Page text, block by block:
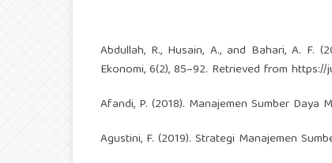
Abdullah, R., Husain, A., and Bahari, A. F.
Ekonomi, 6(2), 85–92. Retrieved from https://
Afandi, P. (2018). Manajemen Sumber Daya
Agustini, F. (2019). Strategi Manajemen